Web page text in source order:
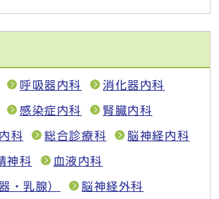
呼吸器内科 消化器内科
感染症内科 腎臓内科
科 総合診療科 脳神経内科
神科 血液内科
・乳腺） 脳神経外科